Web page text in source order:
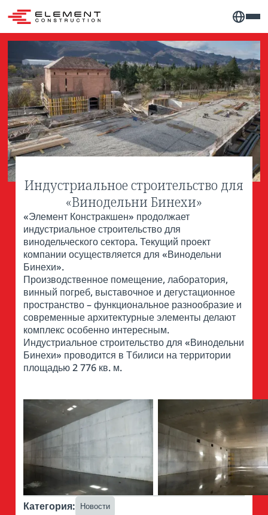
Индустриальное строительство для
«Винодельни Бинехи»
«Элемент Констракшен» продолжает
индустриальное строительство для
винодельческого сектора. Текущий проект
компании осуществляется для «Винодельни
Бинехи».
Производственное помещение, лаборатория,
винный погреб, выставочное и дегустационное
пространство – функциональное разнообразие и
современные архитектурные элементы делают
комплекс особенно интересным.
Индустриальное строительство для «Винодельни
Бинехи» проводится в Тбилиси на территории
площадью 2 776 кв. м.
Категория: Новости